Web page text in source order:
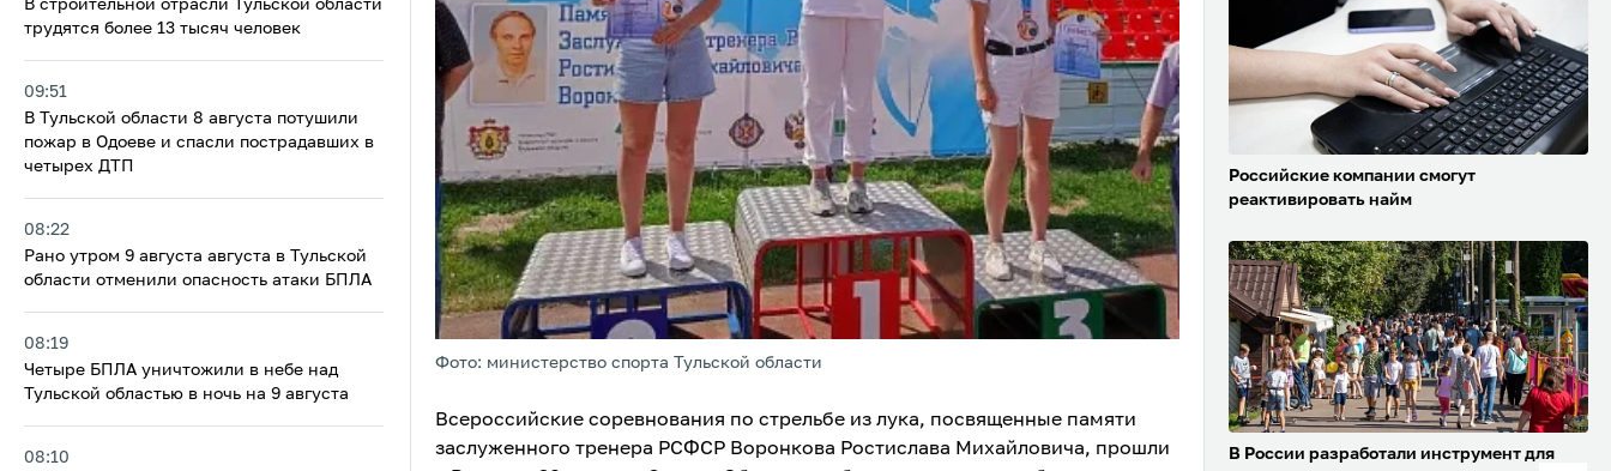
В строительной отрасли Тульской области
трудятся более 13 тысяч человек
09:51
В Тульской области 8 августа потушили
пожар в Одоеве и спасли пострадавших в
четырех ДТП
08:22
Рано утром 9 августа августа в Тульской
области отменили опасность атаки БПЛА
08:19
Четыре БПЛА уничтожили в небе над
Тульской областью в ночь на 9 августа
08:10
Фото: министерство спорта Тульской области
Всероссийские соревнования по стрельбе из лука, посвященные памяти
заслуженного тренера РСФСР Воронкова Ростислава Михайловича, прошли
Российские компании смогут
реактивировать найм
В России разработали инструмент для